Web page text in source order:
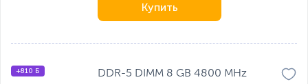
Купить
+810 Б
DDR-5 DIMM 8 GB 4800 MHz